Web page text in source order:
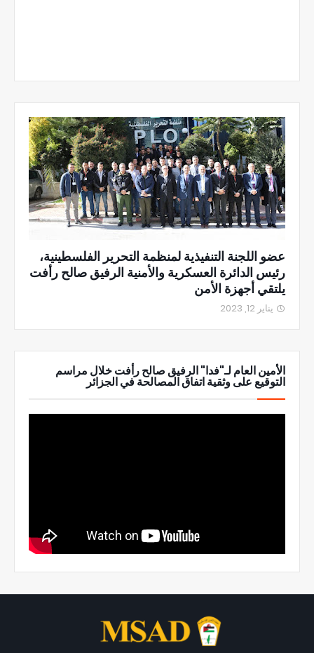
عضو اللجنة التنفيذية لمنظمة التحرير الفلسطينية،
رئيس الدائرة العسكرية والأمنية الرفيق صالح رأفت
يلتقي أجهزة الأمن
يناير 12, 2023
الأمين العام لـ"فدا" الرفيق صالح رأفت خلال مراسم
التوقيع على وثقية اتفاق المصالحة في الجزائر